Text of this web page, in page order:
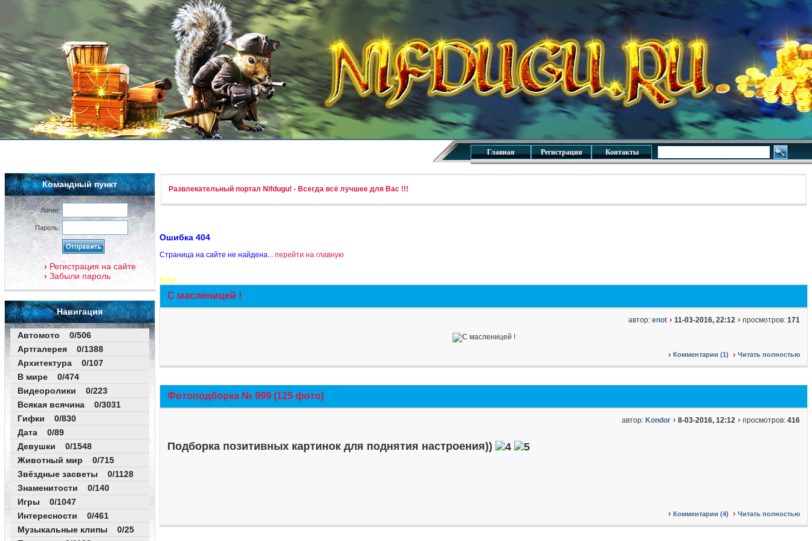
Главная Регистрация Контакты
Командный пункт
Логин:
Пароль:
Регистрация на сайте
Забыли пароль
Навигация
Автомото 0/506
Артгалерея 0/1388
Архитектура 0/107
В мире 0/474
Видеоролики 0/223
Всякая всячина 0/3031
Гифки 0/830
Дата 0/89
Девушки 0/1548
Животный мир 0/715
Звёздные засветы 0/1128
Знаменитости 0/140
Игры 0/1047
Интересности 0/461
Музыкальные клипы 0/25
Развлекательный портал Nifdugu! - Всегда всё лучшее для Вас !!!
Ошибка 404
Страница на сайте не найдена... перейти на главную
New!
С масленицей !
автор: enot 11-03-2016, 22:12 просмотров: 171
Комментарии (1) Читать полностью
Фотоподборка № 999 (125 фото)
автор: Kondor 8-03-2016, 12:12 просмотров: 416
Подборка позитивных картинок для поднятия настроения))
Комментарии (4) Читать полностью